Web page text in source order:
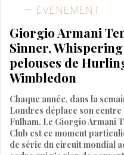
ÉVÉNEMENT
Giorgio Armani
Sinner,
pelouses de
Wimbledon
Chaque année, dans la
Londres déplace son
Fulham. Le Giorgio Armani
Club est ce moment
de série du circuit mondial